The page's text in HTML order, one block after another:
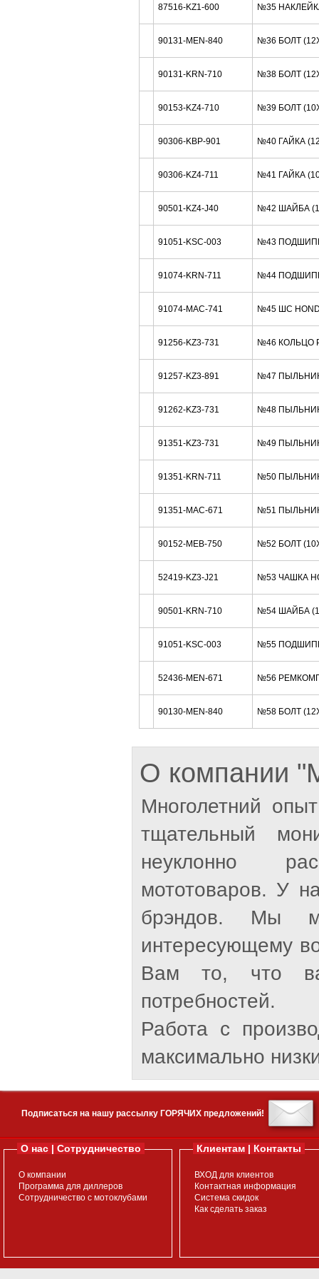
87516-KZ1-600 №35
90131-MEN-840 №36 БОЛТ
90131-KRN-710 №38 БОЛТ
90153-KZ4-710 №39 БОЛТ
90306-KBP-901 №40 ГАЙКА
90306-KZ4-711 №41 ГАЙКА
90501-KZ4-J40 №42 ШАЙБА
91051-KSC-003 №43
91074-KRN-711 №44
91074-MAC-741 №45 ШС
91256-KZ3-731 №46 КОЛЬЦО
91257-KZ3-891 №47 ПЫЛЬНИК
91262-KZ3-731 №48 ПЫЛЬНИК
91351-KZ3-731 №49 ПЫЛЬНИК
91351-KRN-711 №50 ПЫЛЬНИК
91351-MAC-671 №51 ПЫЛЬНИК
90152-MEB-750 №52 БОЛТ
52419-KZ3-J21 №53 ЧАШКА
90501-KRN-710 №54 ШАЙБА
91051-KSC-003 №55
52436-MEN-671 №56
90130-MEN-840 №58 БОЛТ
О компании
Многолетний
тщательный
неуклонно
мототоваров. У
брэндов. Мы
интересующему
Вам то, что
потребностей.
Работа с
максимально
Подписаться на нашу рассылку ГОРЯЧИХ предложений!
О нас | Сотрудничество
О компании
Программа для диллеров
Сотрудничество с мотоклубами
Клиентам | Контакты
ВХОД для клиентов
Контактная информация
Система скидок
Как сделать заказ